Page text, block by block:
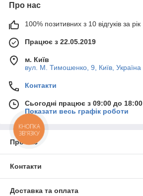
Про нас
100% позитивних з 10 відгуків за рік
Працює з 22.05.2019
м. Київ
вул. М. Тимошенко, 9, Київ, Україна
Контакти
Сьогодні працює з 09:00 до 18:00
Показати весь графік роботи
Про нас
Контакти
Доставка та оплата
КНОПКА
ЗВ'ЯЗКУ